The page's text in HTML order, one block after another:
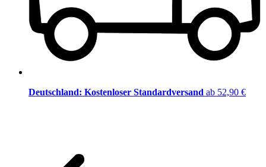
Deutschland: Kostenloser Standardversand ab 52,90 €